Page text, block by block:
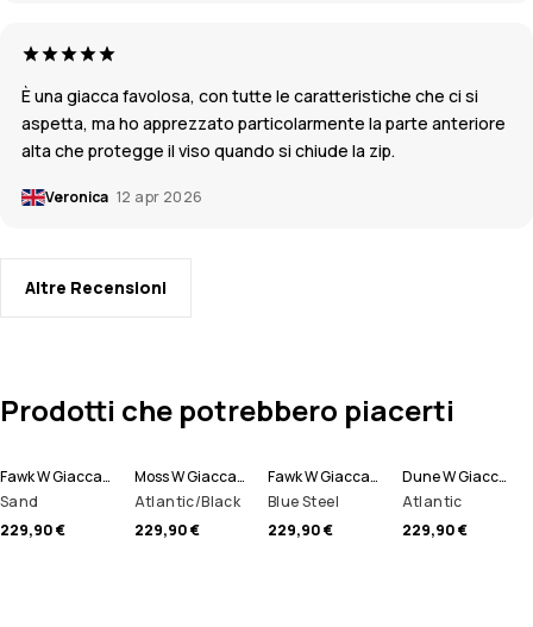
È una giacca favolosa, con tutte le caratteristiche che ci si
aspetta, ma ho apprezzato particolarmente la parte anteriore
alta che protegge il viso quando si chiude la zip.
Veronica 12 apr 2026
Altre Recensioni
Prodotti che potrebbero piacerti
Fawk W Giacca Snowboard Donna
Sand
229,90 €
Moss W Giacca Snowboard Donna
Atlantic/Black
229,90 €
Fawk W Giacca Snowboard Donna
Blue Steel
229,90 €
Dune W Giacca Sci Donna
Atlantic
229,90 €